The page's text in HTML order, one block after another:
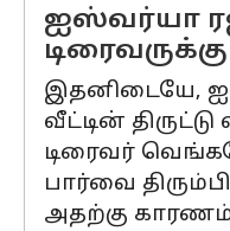
ஐஸ்வர்யா
இதனிடையே,
வீட்டின்
டிரைவர்
பார்வை
அதற்கு